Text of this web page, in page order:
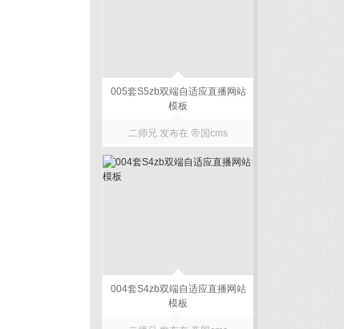
005套S5zb双端自适应直播网站
模板
二师兄 发布在 帝国cms
004套S4zb双端自适应直播网站
模板